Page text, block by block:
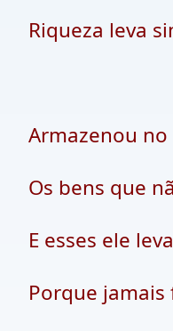
Riqueza leva
Armazenou no
Os bens que
E esses ele
Porque jamais